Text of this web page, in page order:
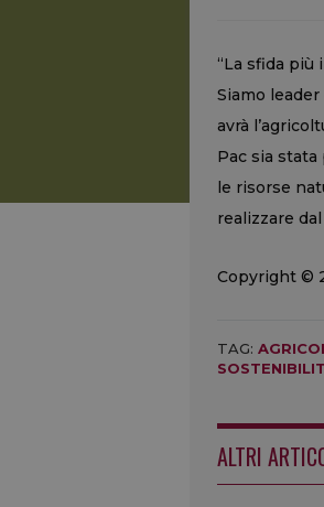
“La sfida
Siamo
avrà
Pac sia
le risorse
realizzare
Copyright ©
TAG:
ALTRI